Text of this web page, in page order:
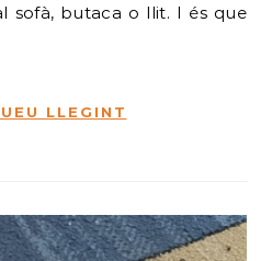
sofà, butaca o llit. I és que
LLEGINT